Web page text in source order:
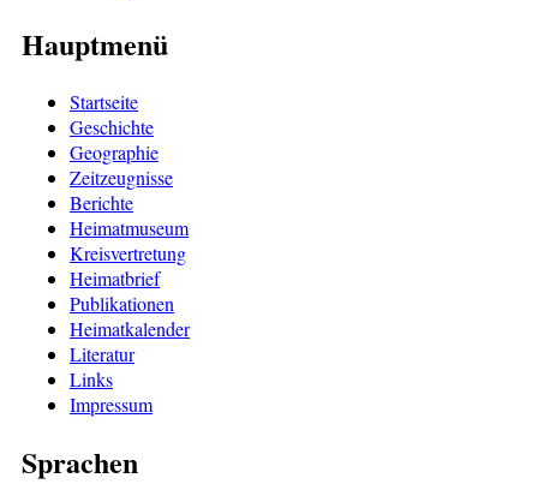
Hauptmenü
Startseite
Geschichte
Geographie
Zeitzeugnisse
Berichte
Heimatmuseum
Kreisvertretung
Heimatbrief
Publikationen
Heimatkalender
Literatur
Links
Impressum
Sprachen